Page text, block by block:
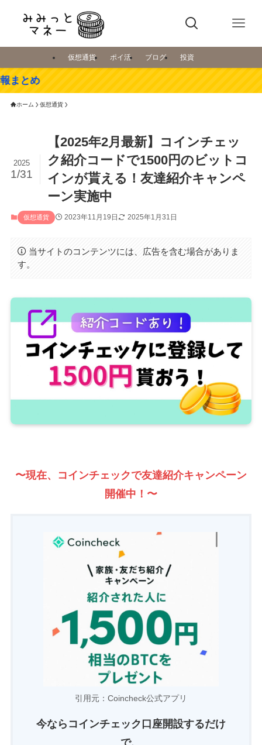
仮想通貨 ポイ活 ブログ 投資
ホーム 仮想通貨
【2025年2月最新】コインチェッ
ク紹介コードで1500円のビットコ
インが貰える！友達紹介キャンペ
ーン実施中
2025
1/31
仮想通貨 2023年11月19日 2025年1月31日
当サイトのコンテンツには、広告を含む場合がありま
す。
〜現在、コインチェックで友達紹介キャンペーン
開催中！〜
引用元：Coincheck公式アプリ
今ならコインチェック口座開設するだけ